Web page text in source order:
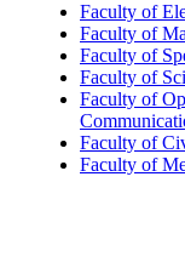
Faculty of
Faculty of
Faculty of
Faculty of
Faculty of
Faculty of
Faculty of